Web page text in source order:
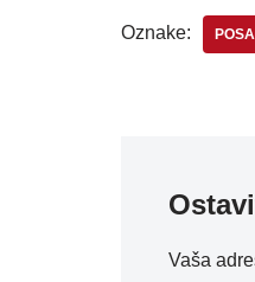
Oznake:
Vaša